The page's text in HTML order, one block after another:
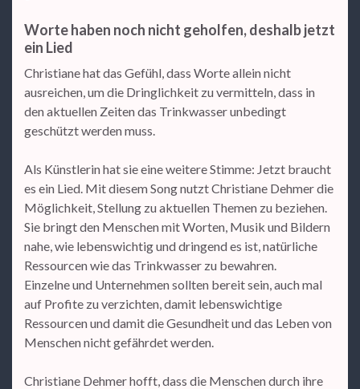
Worte haben noch nicht geholfen, deshalb jetzt
ein Lied
Christiane hat das Gefühl, dass Worte allein nicht
ausreichen, um die Dringlichkeit zu vermitteln, dass in
den aktuellen Zeiten das Trinkwasser unbedingt
geschützt werden muss.
Als Künstlerin hat sie eine weitere Stimme: Jetzt braucht
es ein Lied. Mit diesem Song nutzt Christiane Dehmer die
Möglichkeit, Stellung zu aktuellen Themen zu beziehen.
Sie bringt den Menschen mit Worten, Musik und Bildern
nahe, wie lebenswichtig und dringend es ist, natürliche
Ressourcen wie das Trinkwasser zu bewahren.
Einzelne und Unternehmen sollten bereit sein, auch mal
auf Profite zu verzichten, damit lebenswichtige
Ressourcen und damit die Gesundheit und das Leben von
Menschen nicht gefährdet werden.
Christiane Dehmer hofft, dass die Menschen durch ihre